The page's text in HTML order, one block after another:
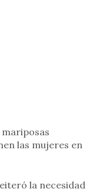
las mujeres en
la necesidad